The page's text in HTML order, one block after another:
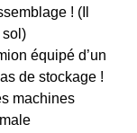
! (Il
sol)
équipé d’un
de stockage !
machines